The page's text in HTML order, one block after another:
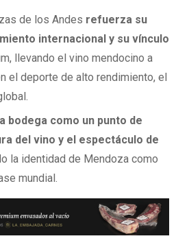
de los Andes refuerza su
internacional y su vínculo
llevando el vino mendocino a
el deporte de alto rendimiento, el
bodega como un punto de
del vino y el espectáculo de
la identidad de Mendoza como
mundial.